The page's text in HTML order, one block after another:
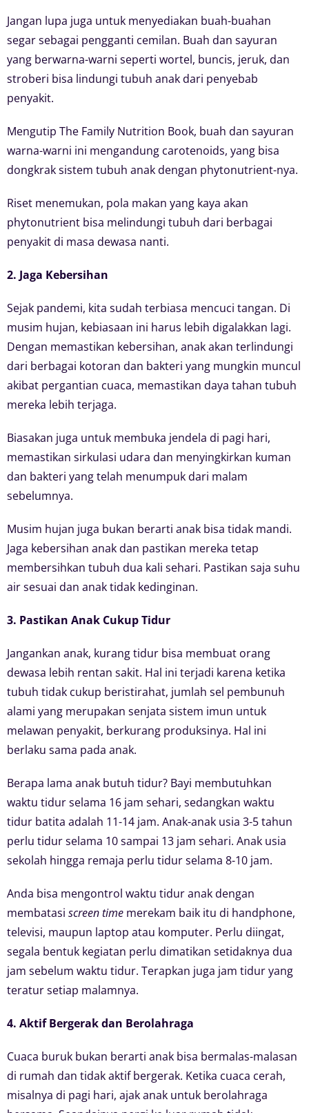
Jangan lupa juga untuk menyediakan buah-buahan
segar sebagai pengganti cemilan. Buah dan sayuran
yang berwarna-warni seperti wortel, buncis, jeruk, dan
stroberi bisa lindungi tubuh anak dari penyebab
penyakit.
Mengutip The Family Nutrition Book, buah dan sayuran
warna-warni ini mengandung carotenoids, yang bisa
dongkrak sistem tubuh anak dengan phytonutrient-nya.
Riset menemukan, pola makan yang kaya akan
phytonutrient bisa melindungi tubuh dari berbagai
penyakit di masa dewasa nanti.
2. Jaga Kebersihan
Sejak pandemi, kita sudah terbiasa mencuci tangan. Di
musim hujan, kebiasaan ini harus lebih digalakkan lagi.
Dengan memastikan kebersihan, anak akan terlindungi
dari berbagai kotoran dan bakteri yang mungkin muncul
akibat pergantian cuaca, memastikan daya tahan tubuh
mereka lebih terjaga.
Biasakan juga untuk membuka jendela di pagi hari,
memastikan sirkulasi udara dan menyingkirkan kuman
dan bakteri yang telah menumpuk dari malam
sebelumnya.
Musim hujan juga bukan berarti anak bisa tidak mandi.
Jaga kebersihan anak dan pastikan mereka tetap
membersihkan tubuh dua kali sehari. Pastikan saja suhu
air sesuai dan anak tidak kedinginan.
3. Pastikan Anak Cukup Tidur
Jangankan anak, kurang tidur bisa membuat orang
dewasa lebih rentan sakit. Hal ini terjadi karena ketika
tubuh tidak cukup beristirahat, jumlah sel pembunuh
alami yang merupakan senjata sistem imun untuk
melawan penyakit, berkurang produksinya. Hal ini
berlaku sama pada anak.
Berapa lama anak butuh tidur? Bayi membutuhkan
waktu tidur selama 16 jam sehari, sedangkan waktu
tidur batita adalah 11-14 jam. Anak-anak usia 3-5 tahun
perlu tidur selama 10 sampai 13 jam sehari. Anak usia
sekolah hingga remaja perlu tidur selama 8-10 jam.
Anda bisa mengontrol waktu tidur anak dengan
membatasi screen time merekam baik itu di handphone,
televisi, maupun laptop atau komputer. Perlu diingat,
segala bentuk kegiatan perlu dimatikan setidaknya dua
jam sebelum waktu tidur. Terapkan juga jam tidur yang
teratur setiap malamnya.
4. Aktif Bergerak dan Berolahraga
Cuaca buruk bukan berarti anak bisa bermalas-malasan
di rumah dan tidak aktif bergerak. Ketika cuaca cerah,
misalnya di pagi hari, ajak anak untuk berolahraga